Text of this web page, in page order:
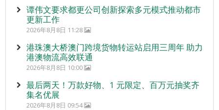
谭伟文要求都更公司创新探索多元模式推动都市
更新工作
2026年8月8日 11:28
港珠澳大桥澳门跨境货物转运站启用三周年 助力
港澳物流高效联通
2026年8月8日 10:00
最后两天！万款好物、1 元限定、百万元抽奖齐
集名优展
2026年8月8日 09:54